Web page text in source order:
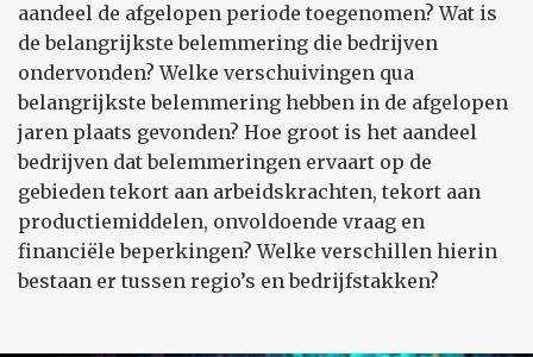
aandeel de afgelopen periode toegenomen? Wat is
de belangrijkste belemmering die bedrijven
ondervonden? Welke verschuivingen qua
belangrijkste belemmering hebben in de afgelopen
jaren plaats gevonden? Hoe groot is het aandeel
bedrijven dat belemmeringen ervaart op de
gebieden tekort aan arbeidskrachten, tekort aan
productiemiddelen, onvoldoende vraag en
financiële beperkingen? Welke verschillen hierin
bestaan er tussen regio’s en bedrijfstakken?